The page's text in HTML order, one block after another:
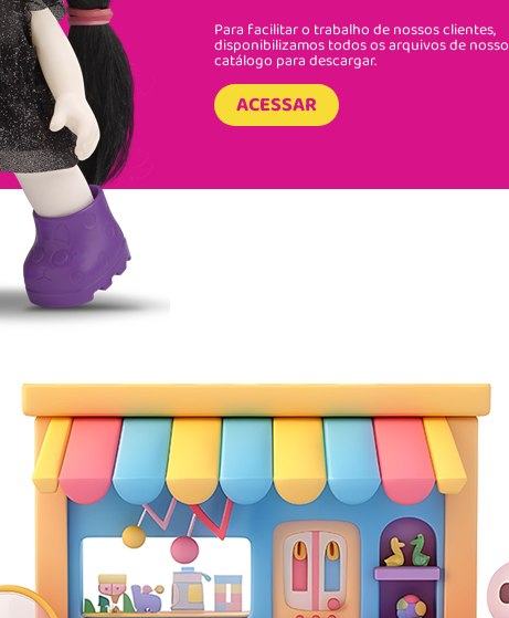
Para facilitar o trabalho de nossos clientes,
disponibilizamos todos os arquivos de nosso
catálogo para descargar.
ACESSAR